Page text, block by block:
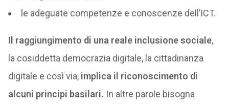
le adeguate competenze e conoscenze dell’ICT.
Il raggiungimento di una reale inclusione sociale,
la cosiddetta democrazia digitale, la cittadinanza
digitale e così via, implica il riconoscimento di
alcuni principi basilari. In altre parole bisogna